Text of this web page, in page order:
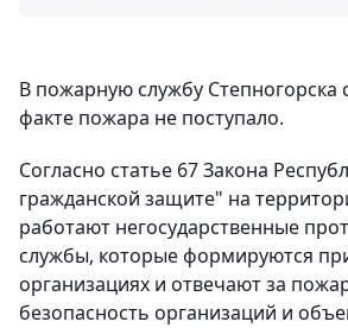
В пожарную службу
факте пожара не поступало.
Согласно статье 67 Закона
гражданской защите" на
работают негосударственные
службы, которые формируются
организациях и отвечают за
безопасность организаций и